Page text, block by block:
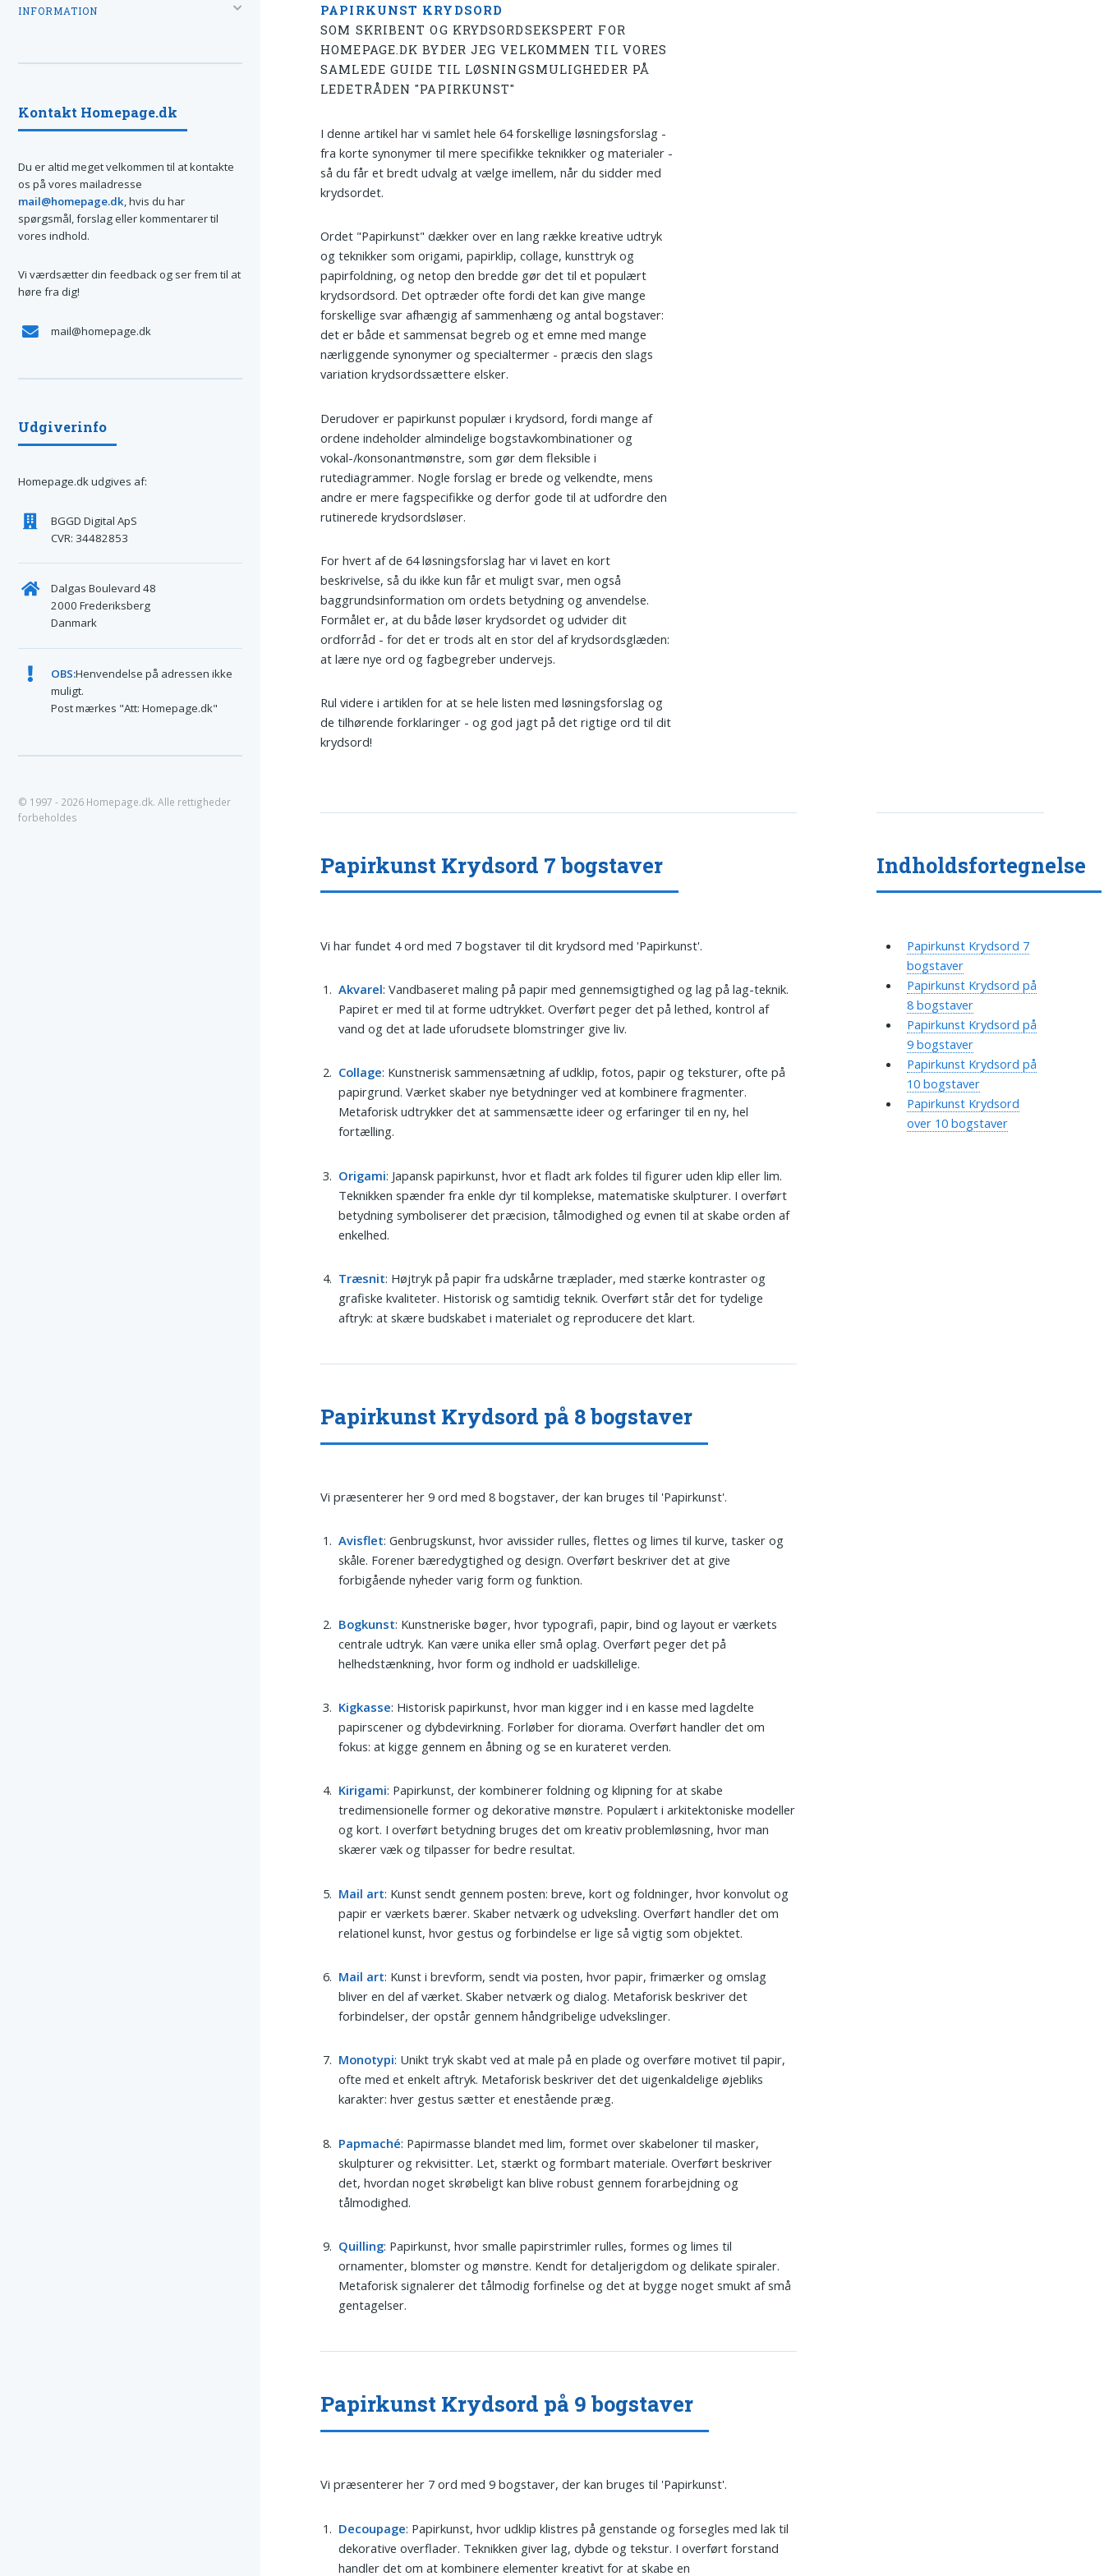
PAPIRKUNST KRYDSORD
SOM SKRIBENT OG KRYDSORDSEKSPERT FOR
HOMEPAGE.DK BYDER JEG VELKOMMEN TIL VORES
SAMLEDE GUIDE TIL LØSNINGSMULIGHEDER PÅ
LEDETRÅDEN "PAPIRKUNST"
I denne artikel har vi samlet hele 64 forskellige løsningsforslag -
fra korte synonymer til mere specifikke teknikker og materialer -
så du får et bredt udvalg at vælge imellem, når du sidder med
krydsordet.
Ordet "Papirkunst" dækker over en lang række kreative udtryk
og teknikker som origami, papirklip, collage, kunsttryk og
papirfoldning, og netop den bredde gør det til et populært
krydsordsord. Det optræder ofte fordi det kan give mange
forskellige svar afhængig af sammenhæng og antal bogstaver:
det er både et sammensat begreb og et emne med mange
nærliggende synonymer og specialtermer - præcis den slags
variation krydsordssættere elsker.
Derudover er papirkunst populær i krydsord, fordi mange af
ordene indeholder almindelige bogstavkombinationer og
vokal-/konsonantmønstre, som gør dem fleksible i
rutediagrammer. Nogle forslag er brede og velkendte, mens
andre er mere fagspecifikke og derfor gode til at udfordre den
rutinerede krydsordsløser.
For hvert af de 64 løsningsforslag har vi lavet en kort
beskrivelse, så du ikke kun får et muligt svar, men også
baggrundsinformation om ordets betydning og anvendelse.
Formålet er, at du både løser krydsordet og udvider dit
ordforråd - for det er trods alt en stor del af krydsordsglæden:
at lære nye ord og fagbegreber undervejs.
Rul videre i artiklen for at se hele listen med løsningsforslag og
de tilhørende forklaringer - og god jagt på det rigtige ord til dit
krydsord!
Papirkunst Krydsord 7 bogstaver
Vi har fundet 4 ord med 7 bogstaver til dit krydsord med 'Papirkunst'.
Akvarel: Vandbaseret maling på papir med gennemsigtighed og lag på lag-teknik.
Papiret er med til at forme udtrykket. Overført peger det på lethed, kontrol af
vand og det at lade uforudsete blomstringer give liv.
Collage: Kunstnerisk sammensætning af udklip, fotos, papir og teksturer, ofte på
papirgrund. Værket skaber nye betydninger ved at kombinere fragmenter.
Metaforisk udtrykker det at sammensætte ideer og erfaringer til en ny, hel
fortælling.
Origami: Japansk papirkunst, hvor et fladt ark foldes til figurer uden klip eller lim.
Teknikken spænder fra enkle dyr til komplekse, matematiske skulpturer. I overført
betydning symboliserer det præcision, tålmodighed og evnen til at skabe orden af
enkelhed.
Træsnit: Højtryk på papir fra udskårne træplader, med stærke kontraster og
grafiske kvaliteter. Historisk og samtidig teknik. Overført står det for tydelige
aftryk: at skære budskabet i materialet og reproducere det klart.
Papirkunst Krydsord på 8 bogstaver
Vi præsenterer her 9 ord med 8 bogstaver, der kan bruges til 'Papirkunst'.
Avisflet: Genbrugskunst, hvor avissider rulles, flettes og limes til kurve, tasker og
skåle. Forener bæredygtighed og design. Overført beskriver det at give
forbigående nyheder varig form og funktion.
Bogkunst: Kunstneriske bøger, hvor typografi, papir, bind og layout er værkets
centrale udtryk. Kan være unika eller små oplag. Overført peger det på
helhedstænkning, hvor form og indhold er uadskillelige.
Kigkasse: Historisk papirkunst, hvor man kigger ind i en kasse med lagdelte
papirscener og dybdevirkning. Forløber for diorama. Overført handler det om
fokus: at kigge gennem en åbning og se en kurateret verden.
Kirigami: Papirkunst, der kombinerer foldning og klipning for at skabe
tredimensionelle former og dekorative mønstre. Populært i arkitektoniske modeller
og kort. I overført betydning bruges det om kreativ problemløsning, hvor man
skærer væk og tilpasser for bedre resultat.
Mail art: Kunst sendt gennem posten: breve, kort og foldninger, hvor konvolut og
papir er værkets bærer. Skaber netværk og udveksling. Overført handler det om
relationel kunst, hvor gestus og forbindelse er lige så vigtig som objektet.
Mail art: Kunst i brevform, sendt via posten, hvor papir, frimærker og omslag
bliver en del af værket. Skaber netværk og dialog. Metaforisk beskriver det
forbindelser, der opstår gennem håndgribelige udvekslinger.
Monotypi: Unikt tryk skabt ved at male på en plade og overføre motivet til papir,
ofte med et enkelt aftryk. Metaforisk beskriver det det uigenkaldelige øjebliks
karakter: hver gestus sætter et enestående præg.
Papmaché: Papirmasse blandet med lim, formet over skabeloner til masker,
skulpturer og rekvisitter. Let, stærkt og formbart materiale. Overført beskriver
det, hvordan noget skrøbeligt kan blive robust gennem forarbejdning og
tålmodighed.
Quilling: Papirkunst, hvor smalle papirstrimler rulles, formes og limes til
ornamenter, blomster og mønstre. Kendt for detaljerigdom og delikate spiraler.
Metaforisk signalerer det tålmodig forfinelse og det at bygge noget smukt af små
gentagelser.
Papirkunst Krydsord på 9 bogstaver
Vi præsenterer her 7 ord med 9 bogstaver, der kan bruges til 'Papirkunst'.
Decoupage: Papirkunst, hvor udklip klistres på genstande og forsegles med lak til
dekorative overflader. Teknikken giver lag, dybde og tekstur. I overført forstand
handler det om at kombinere elementer kreativt for at skabe en
Indholdsfortegnelse
Papirkunst Krydsord 7
bogstaver
Papirkunst Krydsord på
8 bogstaver
Papirkunst Krydsord på
9 bogstaver
Papirkunst Krydsord på
10 bogstaver
Papirkunst Krydsord
over 10 bogstaver
INFORMATION
Kontakt Homepage.dk
Du er altid meget velkommen til at kontakte
os på vores mailadresse
mail@homepage.dk, hvis du har
spørgsmål, forslag eller kommentarer til
vores indhold.
Vi værdsætter din feedback og ser frem til at
høre fra dig!
mail@homepage.dk
Udgiverinfo
Homepage.dk udgives af:
BGGD Digital ApS
CVR: 34482853
Dalgas Boulevard 48
2000 Frederiksberg
Danmark
OBS:Henvendelse på adressen ikke
muligt.
Post mærkes "Att: Homepage.dk"
© 1997 - 2026 Homepage.dk. Alle rettigheder
forbeholdes